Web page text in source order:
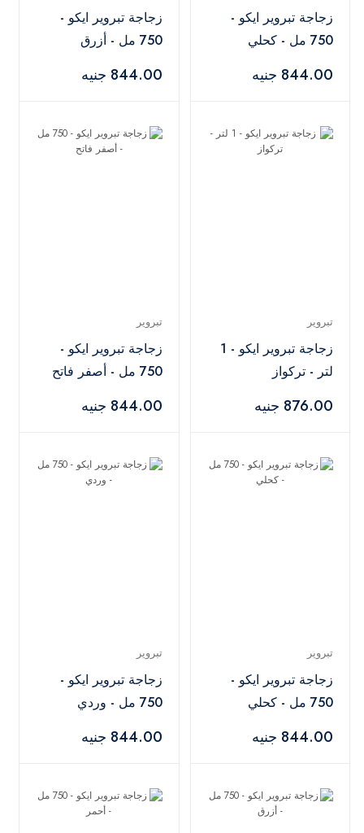
زجاجة تبروير ايكو -
750 مل - كحلي
844.00 جنيه
زجاجة تبروير ايكو -
750 مل - أزرق
844.00 جنيه
تبروير
زجاجة تبروير ايكو - 1
لتر - تركواز
876.00 جنيه
تبروير
زجاجة تبروير ايكو -
750 مل - أصفر فاتح
844.00 جنيه
تبروير
زجاجة تبروير ايكو -
750 مل - كحلي
844.00 جنيه
تبروير
زجاجة تبروير ايكو -
750 مل - وردي
844.00 جنيه